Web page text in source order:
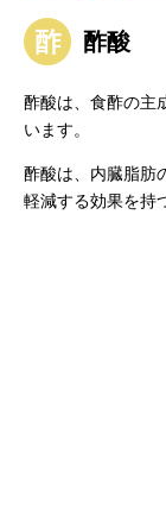
酢酸
酢酸は、食酢の主
います。
酢酸は、内臓脂肪
軽減する効果を持